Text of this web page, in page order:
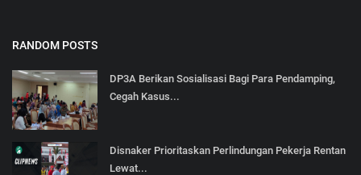
RANDOM POSTS
DP3A Berikan Sosialisasi Bagi Para Pendamping,
Cegah Kasus...
Disnaker Prioritaskan Perlindungan Pekerja Rentan
Lewat...